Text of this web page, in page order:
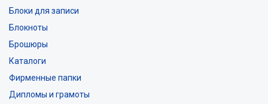
Блоки для записи
Блокноты
Брошюры
Каталоги
Фирменные папки
Дипломы и грамоты